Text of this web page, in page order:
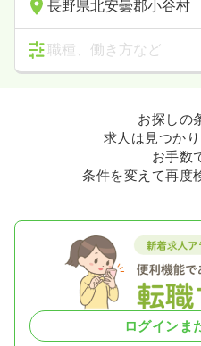
長野県北安曇郡小谷村
職種、働き方など
お探しの
求人は見つかり
お手数
条件を変えて再度
ログインま